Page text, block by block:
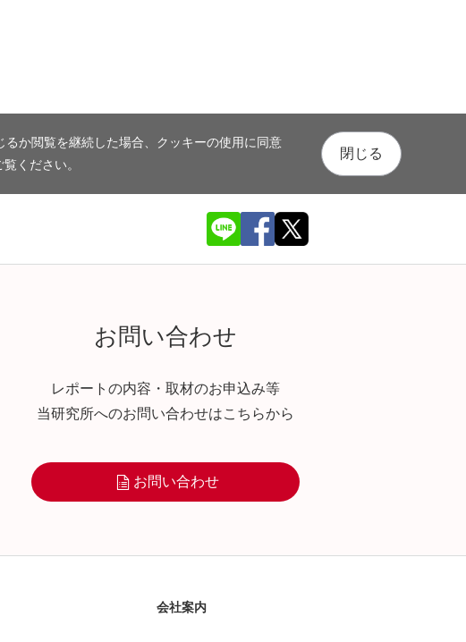
か閲覧を継続した場合、クッキーの使用に同意
ください。
閉じる
お問い合わせ
レポートの内容・取材のお申込み等
当研究所へのお問い合わせはこちらから
お問い合わせ
会社案内